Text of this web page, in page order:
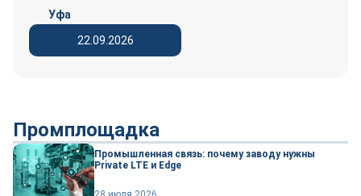
22.09.2026
Уфа
Промплощадка
Промышленная связь: почему заводу нужны
Private LTE и Edge